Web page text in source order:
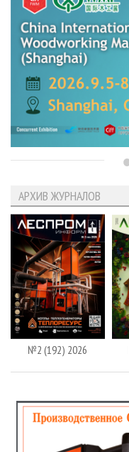
АРХИВ ЖУРНАЛОВ
№2 (192) 2026